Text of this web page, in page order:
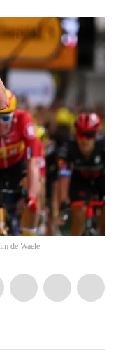
de Waele